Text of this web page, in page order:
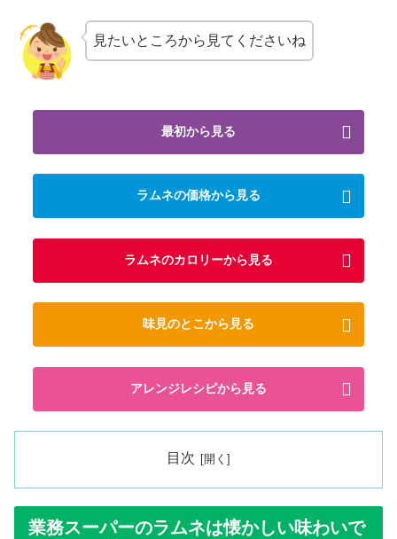
見たいところから見てくださいね
最初から見る
ラムネの価格から見る
ラムネのカロリーから見る
味見のとこから見る
アレンジレシピから見る
目次
業務スーパーのラムネは懐かしい味わいで